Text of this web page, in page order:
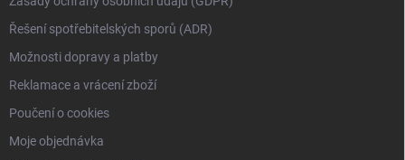
Řešení spotřebitelských sporů (ADR)
Možnosti dopravy a platby
Reklamace a vrácení zboží
Poučení o cookies
Moje objednávka